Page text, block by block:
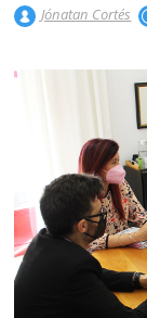
Jónatan Cortés